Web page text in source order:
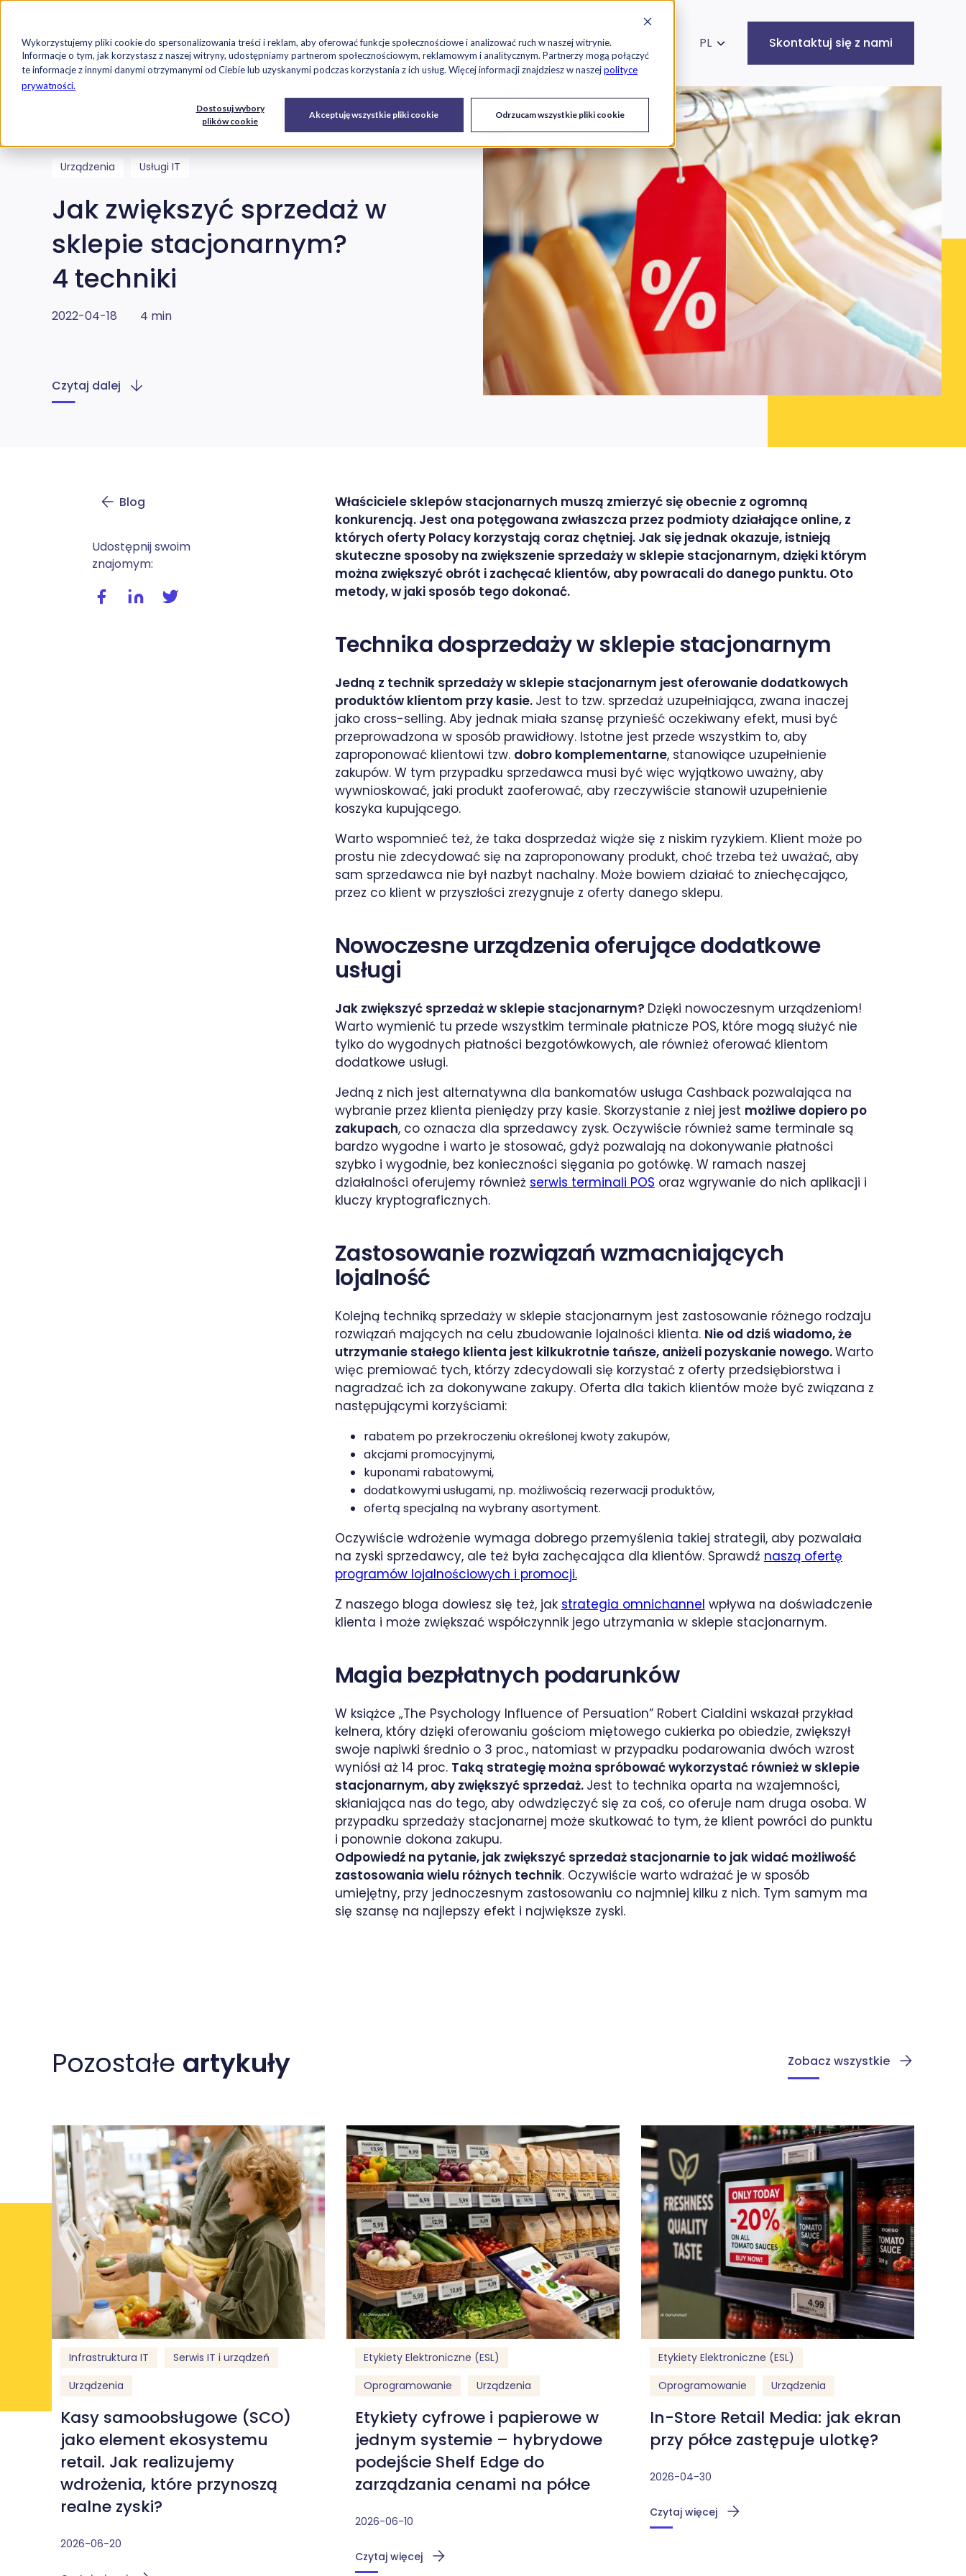
Wykorzystujemy pliki cookie do spersonalizowania treści i reklam, aby oferować funkcje społecznościowe i analizować ruch w naszej witrynie.
Informacje o tym, jak korzystasz z naszej witryny, udostępniamy partnerom społecznościowym, reklamowym i analitycznym. Partnerzy mogą połączyć
te informacje z innymi danymi otrzymanymi od Ciebie lub uzyskanymi podczas korzystania z ich usług. Więcej informacji znajdziesz w naszejpolityce
prywatności.
Dostosuj wybory
plików cookie
Akceptuję wszystkie pliki cookie Odrzucam wszystkie pliki cookie
Przejdź do treści
Oferta
E-
commerce
fiskalne
Urządzenia
urządzeń
Infrastruktura
IT
Cyberbezpieczeństwo
Case studies Raport RetailTech Blog O nas Kariera Szukaj na stronie
PL Skontaktuj się z nami
Urządzenia Usługi IT
Jak zwiększyć sprzedaż w
sklepie stacjonarnym?
4 techniki
2022-04-18 4 min
Czytaj dalej
Blog
Udostępnij swoim
znajomym:
Udostępnij wpis na facebooku
Udostępnij wpis na linkedIn
Udostępnij wpis na twitterze / X
Właściciele sklepów stacjonarnych muszą zmierzyć się obecnie z ogromną
konkurencją. Jest ona potęgowana zwłaszcza przez podmioty działające online, z
których oferty Polacy korzystają coraz chętniej. Jak się jednak okazuje, istnieją
skuteczne sposoby na zwiększenie sprzedaży w sklepie stacjonarnym, dzięki którym
można zwiększyć obrót i zachęcać klientów, aby powracali do danego punktu. Oto
metody, w jaki sposób tego dokonać.
Technika dosprzedaży w sklepie stacjonarnym
Jedną z technik sprzedaży w sklepie stacjonarnym jest oferowanie dodatkowych
produktów klientom przy kasie. Jest to tzw. sprzedaż uzupełniająca, zwana inaczej
jako cross-selling. Aby jednak miała szansę przynieść oczekiwany efekt, musi być
przeprowadzona w sposób prawidłowy. Istotne jest przede wszystkim to, aby
zaproponować klientowi tzw. dobro komplementarne, stanowiące uzupełnienie
zakupów. W tym przypadku sprzedawca musi być więc wyjątkowo uważny, aby
wywnioskować, jaki produkt zaoferować, aby rzeczywiście stanowił uzupełnienie
koszyka kupującego.
Warto wspomnieć też, że taka dosprzedaż wiąże się z niskim ryzykiem. Klient może po
prostu nie zdecydować się na zaproponowany produkt, choć trzeba też uważać, aby
sam sprzedawca nie był nazbyt nachalny. Może bowiem działać to zniechęcająco,
przez co klient w przyszłości zrezygnuje z oferty danego sklepu.
Nowoczesne urządzenia oferujące dodatkowe
usługi
Jak zwiększyć sprzedaż w sklepie stacjonarnym? Dzięki nowoczesnym urządzeniom!
Warto wymienić tu przede wszystkim terminale płatnicze POS, które mogą służyć nie
tylko do wygodnych płatności bezgotówkowych, ale również oferować klientom
dodatkowe usługi.
Jedną z nich jest alternatywna dla bankomatów usługa Cashback pozwalająca na
wybranie przez klienta pieniędzy przy kasie. Skorzystanie z niej jest możliwe dopiero po
zakupach, co oznacza dla sprzedawcy zysk. Oczywiście również same terminale są
bardzo wygodne i warto je stosować, gdyż pozwalają na dokonywanie płatności
szybko i wygodnie, bez konieczności sięgania po gotówkę. W ramach naszej
działalności oferujemy również serwis terminali POS oraz wgrywanie do nich aplikacji i
kluczy kryptograficznych.
Zastosowanie rozwiązań wzmacniających
lojalność
Kolejną techniką sprzedaży w sklepie stacjonarnym jest zastosowanie różnego rodzaju
rozwiązań mających na celu zbudowanie lojalności klienta. Nie od dziś wiadomo, że
utrzymanie stałego klienta jest kilkukrotnie tańsze, aniżeli pozyskanie nowego.Warto
więc premiować tych, którzy zdecydowali się korzystać z oferty przedsiębiorstwa i
nagradzać ich za dokonywane zakupy. Oferta dla takich klientów może być związana z
następującymi korzyściami:
rabatem po przekroczeniu określonej kwoty zakupów,
akcjami promocyjnymi,
kuponami rabatowymi,
dodatkowymi usługami, np. możliwością rezerwacji produktów,
ofertą specjalną na wybrany asortyment.
Oczywiście wdrożenie wymaga dobrego przemyślenia takiej strategii, aby pozwalała
na zyski sprzedawcy, ale też była zachęcająca dla klientów. Sprawdź naszą ofertę
programów lojalnościowych i promocji.
Z naszego bloga dowiesz się też, jak strategia omnichannel wpływa na doświadczenie
klienta i może zwiększać współczynnik jego utrzymania w sklepie stacjonarnym.
Magia bezpłatnych podarunków
W książce „The Psychology Influence of Persuation” Robert Cialdini wskazał przykład
kelnera, który dzięki oferowaniu gościom miętowego cukierka po obiedzie, zwiększył
swoje napiwki średnio o 3 proc., natomiast w przypadku podarowania dwóch wzrost
wyniósł aż 14 proc. Taką strategię można spróbować wykorzystać również w sklepie
stacjonarnym, aby zwiększyć sprzedaż. Jest to technika oparta na wzajemności,
skłaniająca nas do tego, aby odwdzięczyć się za coś, co oferuje nam druga osoba. W
przypadku sprzedaży stacjonarnej może skutkować to tym, że klient powróci do punktu
i ponownie dokona zakupu.
Odpowiedź na pytanie, jak zwiększyć sprzedaż stacjonarnie to jak widać możliwość
zastosowania wielu różnych technik. Oczywiście warto wdrażać je w sposób
umiejętny, przy jednoczesnym zastosowaniu co najmniej kilku z nich. Tym samym ma
się szansę na najlepszy efekt i największe zyski.
Pozostałe artykuły Zobacz wszystkie
Infrastruktura IT
Serwis IT i urządzeń
Urządzenia
Kasy samoobsługowe (SCO)
jako element ekosystemu
retail. Jak realizujemy
wdrożenia, które przynoszą
realne zyski?
2026-06-20
Etykiety Elektroniczne (ESL)
Oprogramowanie
Urządzenia
Etykiety cyfrowe i papierowe w
jednym systemie – hybrydowe
podejście Shelf Edge do
zarządzania cenami na półce
2026-06-10
Czytaj więcej
Etykiety Elektroniczne (ESL)
Oprogramowanie
Urządzenia
In-Store Retail Media: jak ekran
przy półce zastępuje ulotkę?
2026-04-30
Czytaj więcej